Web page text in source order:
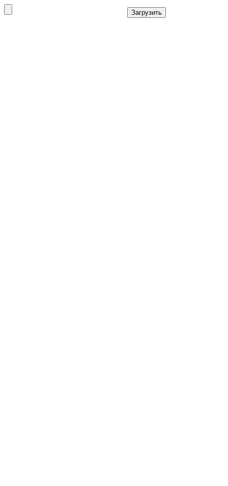
Загрузить